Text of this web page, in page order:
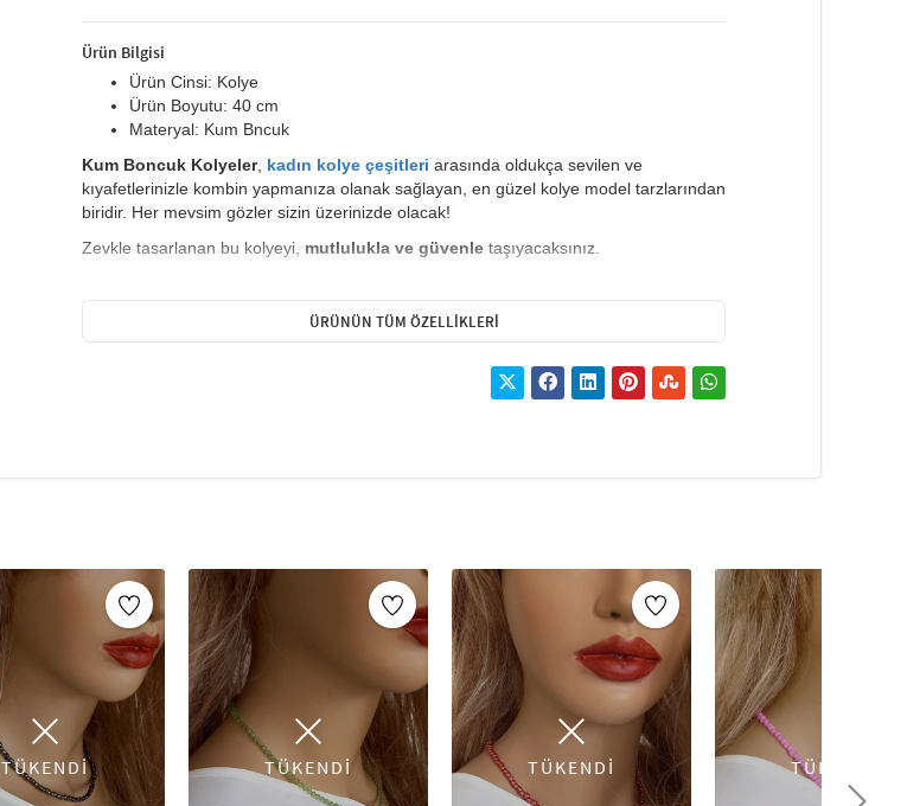
Ürün Bilgisi
Ürün Cinsi: Kolye
Ürün Boyutu: 40 cm
Materyal: Kum Bncuk
Kum Boncuk Kolyeler, kadın kolye çeşitleri arasında oldukça sevilen ve
kıyafetlerinizle kombin yapmanıza olanak sağlayan, en güzel kolye model tarzlarından
biridir. Her mevsim gözler sizin üzerinizde olacak!
Zevkle tasarlanan bu kolyeyi, mutlulukla ve güvenle taşıyacaksınız.
Uzun ömürlü kullanım için krem,parfüm,su gibi maddelere temas edilmemesi önerilir.
Kolye, takı dünyasında stilinizi en iyi şekilde yansıtan aksesuarlardan biridir. Artikeldeko’nun kolye
koleksiyonu, şıklığı ve zarafeti bir araya getirir. Choker kolyeler, modern bir görünüm için mükemmel
bir tercih olurken, zincir kolyeler günlük kombinlerinizi tamamlar. Ayrıca taşlı kolyeler, özel günlerde
ÜRÜNÜN TÜM ÖZELLIKLERI
TÜKENDİ TÜKENDİ TÜKENDİ TÜKENDİ